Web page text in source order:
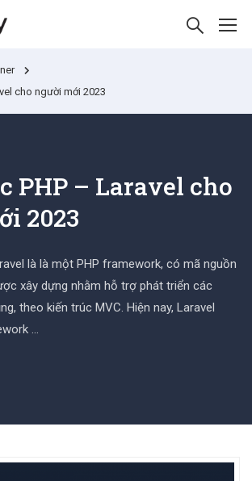
cho người mới 2023
PHP – Laravel cho
2023
là là một PHP framework, có mã nguồn
xây dựng nhằm hỗ trợ phát triển các
theo kiến trúc MVC. Hiện nay, Laravel
…